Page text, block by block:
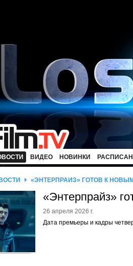
ВИДЕО НОВИНКИ
«ЭНТЕРПРАЙЗ» ГОТОВ К
«Энтерпрайз»
26 апреля 2026 г.
Дата премьеры и кадры